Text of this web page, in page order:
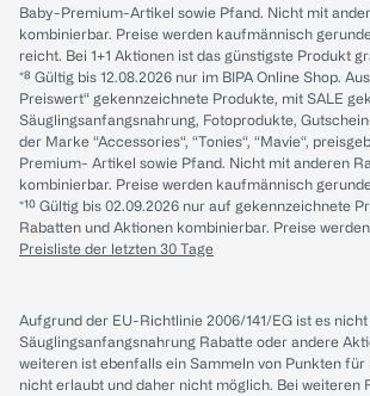
Baby-Premium-Artikel sowie Pfand. Nicht mit
kombinierbar. Preise werden kaufmännisch
reicht. Bei 1+1 Aktionen ist das günstigste Produkt
*⁸ Gültig bis 12.08.2026 nur im BIPA Online Shop.
Preiswert“ gekennzeichnete Produkte, mit SALE
Säuglingsanfangsnahrung, Fotoprodukte,
der Marke “Accessories“, “Tonies“, “Mavie“,
Premium- Artikel sowie Pfand. Nicht mit anderen
kombinierbar. Preise werden kaufmännisch
*¹⁰ Gültig bis 02.09.2026 nur auf gekennzeichnete
Rabatten und Aktionen kombinierbar. Preise
Preisliste der letzten 30 Tage
Aufgrund der EU-Richtlinie 2006/141/EG ist es
Säuglingsanfangsnahrung Rabatte oder andere
weiteren ist ebenfalls ein Sammeln von Punkten
nicht erlaubt und daher nicht möglich. Bei weiteren